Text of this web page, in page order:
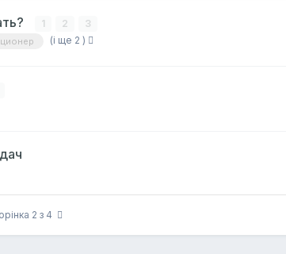
1 2 3
(і ще 2 )
2 з 4